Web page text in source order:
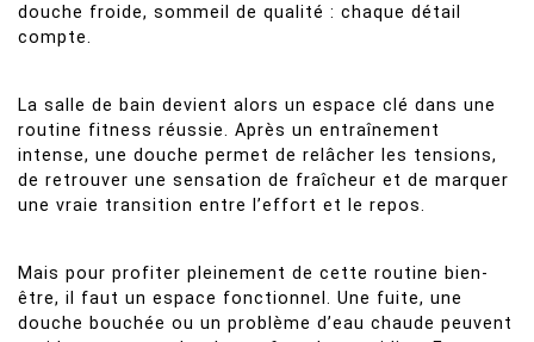
douche froide, sommeil de qualité : chaque détail
compte.
La salle de bain devient alors un espace clé dans une
routine fitness réussie. Après un entraînement
intense, une douche permet de relâcher les tensions,
de retrouver une sensation de fraîcheur et de marquer
une vraie transition entre l’effort et le repos.
Mais pour profiter pleinement de cette routine bien-
être, il faut un espace fonctionnel. Une fuite, une
douche bouchée ou un problème d’eau chaude peuvent